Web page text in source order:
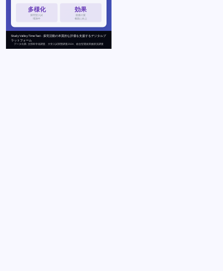
多様化
探究型入試
増加中
効果
面接の質
格段に向上
Study Valley TimeTact - 探究活動の本質的な評価を支援するデジタルプ
ラットフォーム
データ出典: 文部科学省調査、大学入試実態調査2024、総合型選抜実施状況調査